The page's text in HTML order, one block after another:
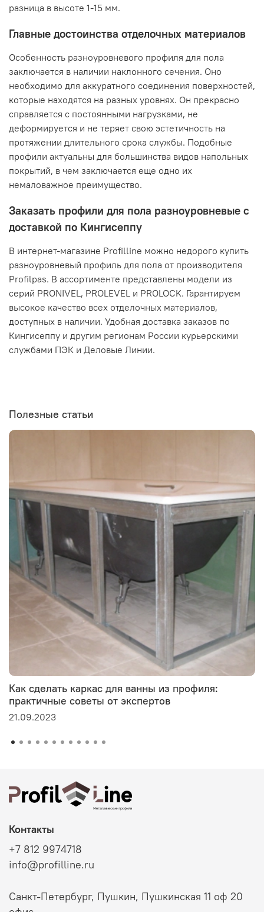
разница в высоте 1-15 мм.
Главные достоинства отделочных материалов
Особенность разноуровневого профиля для пола
заключается в наличии наклонного сечения. Оно
необходимо для аккуратного соединения поверхностей,
которые находятся на разных уровнях. Он прекрасно
справляется с постоянными нагрузками, не
деформируется и не теряет свою эстетичность на
протяжении длительного срока службы. Подобные
профили актуальны для большинства видов напольных
покрытий, в чем заключается еще одно их
немаловажное преимущество.
Заказать профили для пола разноуровневые с
доставкой по Кингисеппу
В интернет-магазине Profilline можно недорого купить
разноуровневый профиль для пола от производителя
Profilpas. В ассортименте представлены модели из
серий PRONIVEL, PROLEVEL и PROLOCK. Гарантируем
высокое качество всех отделочных материалов,
доступных в наличии. Удобная доставка заказов по
Кингисеппу и другим регионам России курьерскими
службами ПЭК и Деловые Линии.
Полезные статьи
Как сделать каркас для ванны из профиля:
практичные советы от экспертов
21.09.2023
Контакты
+7 812 9974718
info@profilline.ru
Санкт-Петербург, Пушкин, Пушкинская 11 оф 20